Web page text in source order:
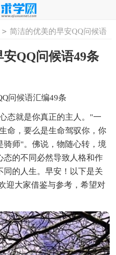
活动计划 学习计划 工
> 简洁的优美的早安QQ问候语
QQ问候语49条
问候语汇编49条
就是你真正的主人。"一
命，要么是生命驾驭你，你
骑师"。佛说，物随心转，境
态的不同必然导致人格和作
同的人生。早安！以下是关
迎大家借鉴与参考，希望对